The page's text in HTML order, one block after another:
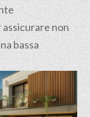
non
bassa